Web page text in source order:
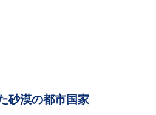
砂漠の都市国家